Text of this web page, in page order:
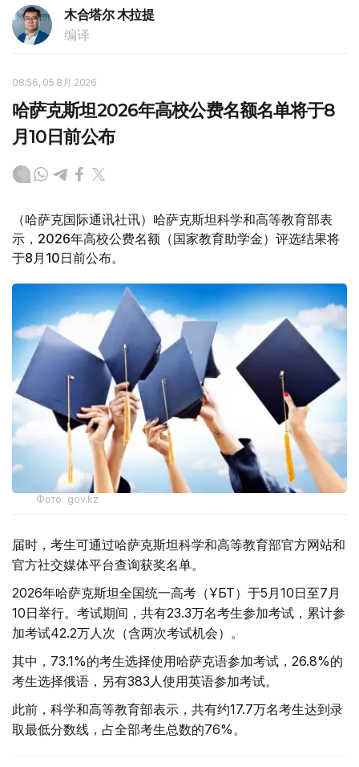
木合塔尔 木拉提
编译
08:56, 05 8月 2026
哈萨克斯坦2026年高校公费名额名单将于8
月10日前公布
（哈萨克国际通讯社讯）哈萨克斯坦科学和高等教育部表
示，2026年高校公费名额（国家教育助学金）评选结果将
于8月10日前公布。
Фото: gov.kz
届时，考生可通过哈萨克斯坦科学和高等教育部官方网站和
官方社交媒体平台查询获奖名单。
2026年哈萨克斯坦全国统一高考（ҰБТ）于5月10日至7月
10日举行。考试期间，共有23.3万名考生参加考试，累计参
加考试42.2万人次（含两次考试机会）。
其中，73.1%的考生选择使用哈萨克语参加考试，26.8%的
考生选择俄语，另有383人使用英语参加考试。
此前，科学和高等教育部表示，共有约17.7万名考生达到录
取最低分数线，占全部考生总数的76%。